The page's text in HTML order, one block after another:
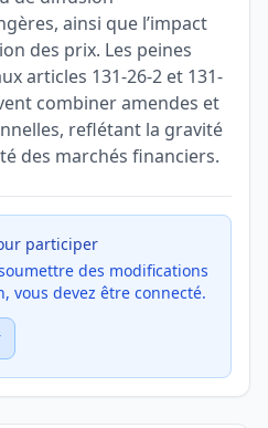
ainsi que l’impact
des prix. Les peines
articles 131-26-2 et 131-
combiner amendes et
reflétant la gravité
des marchés financiers.
participer
des modifications
vous devez être connecté.